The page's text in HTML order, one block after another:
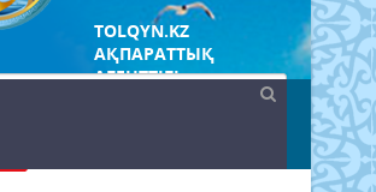
TOLQYN.KZ
АҚПАРАТТЫҚ
АГЕНТТІГІ